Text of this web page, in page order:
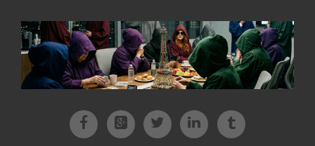
FacebookPatreonTwitterInstagram
Tik-tok